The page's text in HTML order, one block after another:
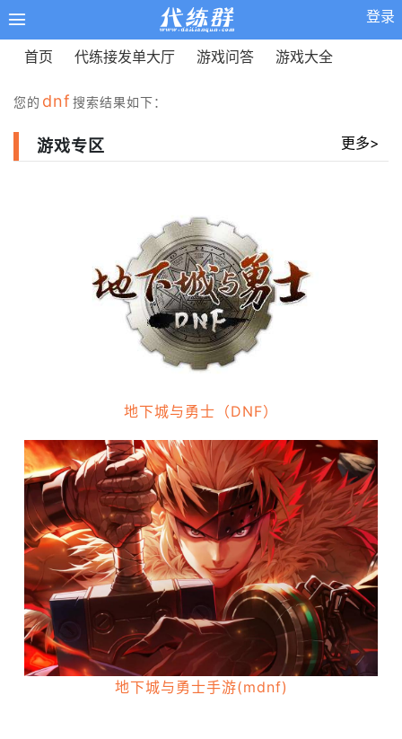
登录
首页 代练接发单大厅 游戏问答 游戏大全
您的 dnf 搜索结果如下：
游戏专区 更多>
地下城与勇士（DNF）
地下城与勇士手游(mdnf)